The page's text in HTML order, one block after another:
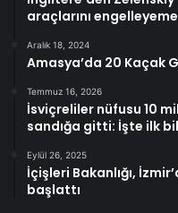
araçlarını
Aralık 18, 2024
Amasya’da 20 Kaçak
Temmuz 16, 2026
İsviçreliler nüfusu 10
sandığa gitti: İşte ilk
Eylül 26, 2025
İçişleri Bakanlığı,
başlattı